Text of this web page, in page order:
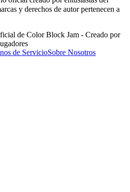
y derechos de autor pertenecen a
de Color Block Jam - Creado por
de ServicioSobre Nosotros